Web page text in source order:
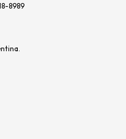
8989